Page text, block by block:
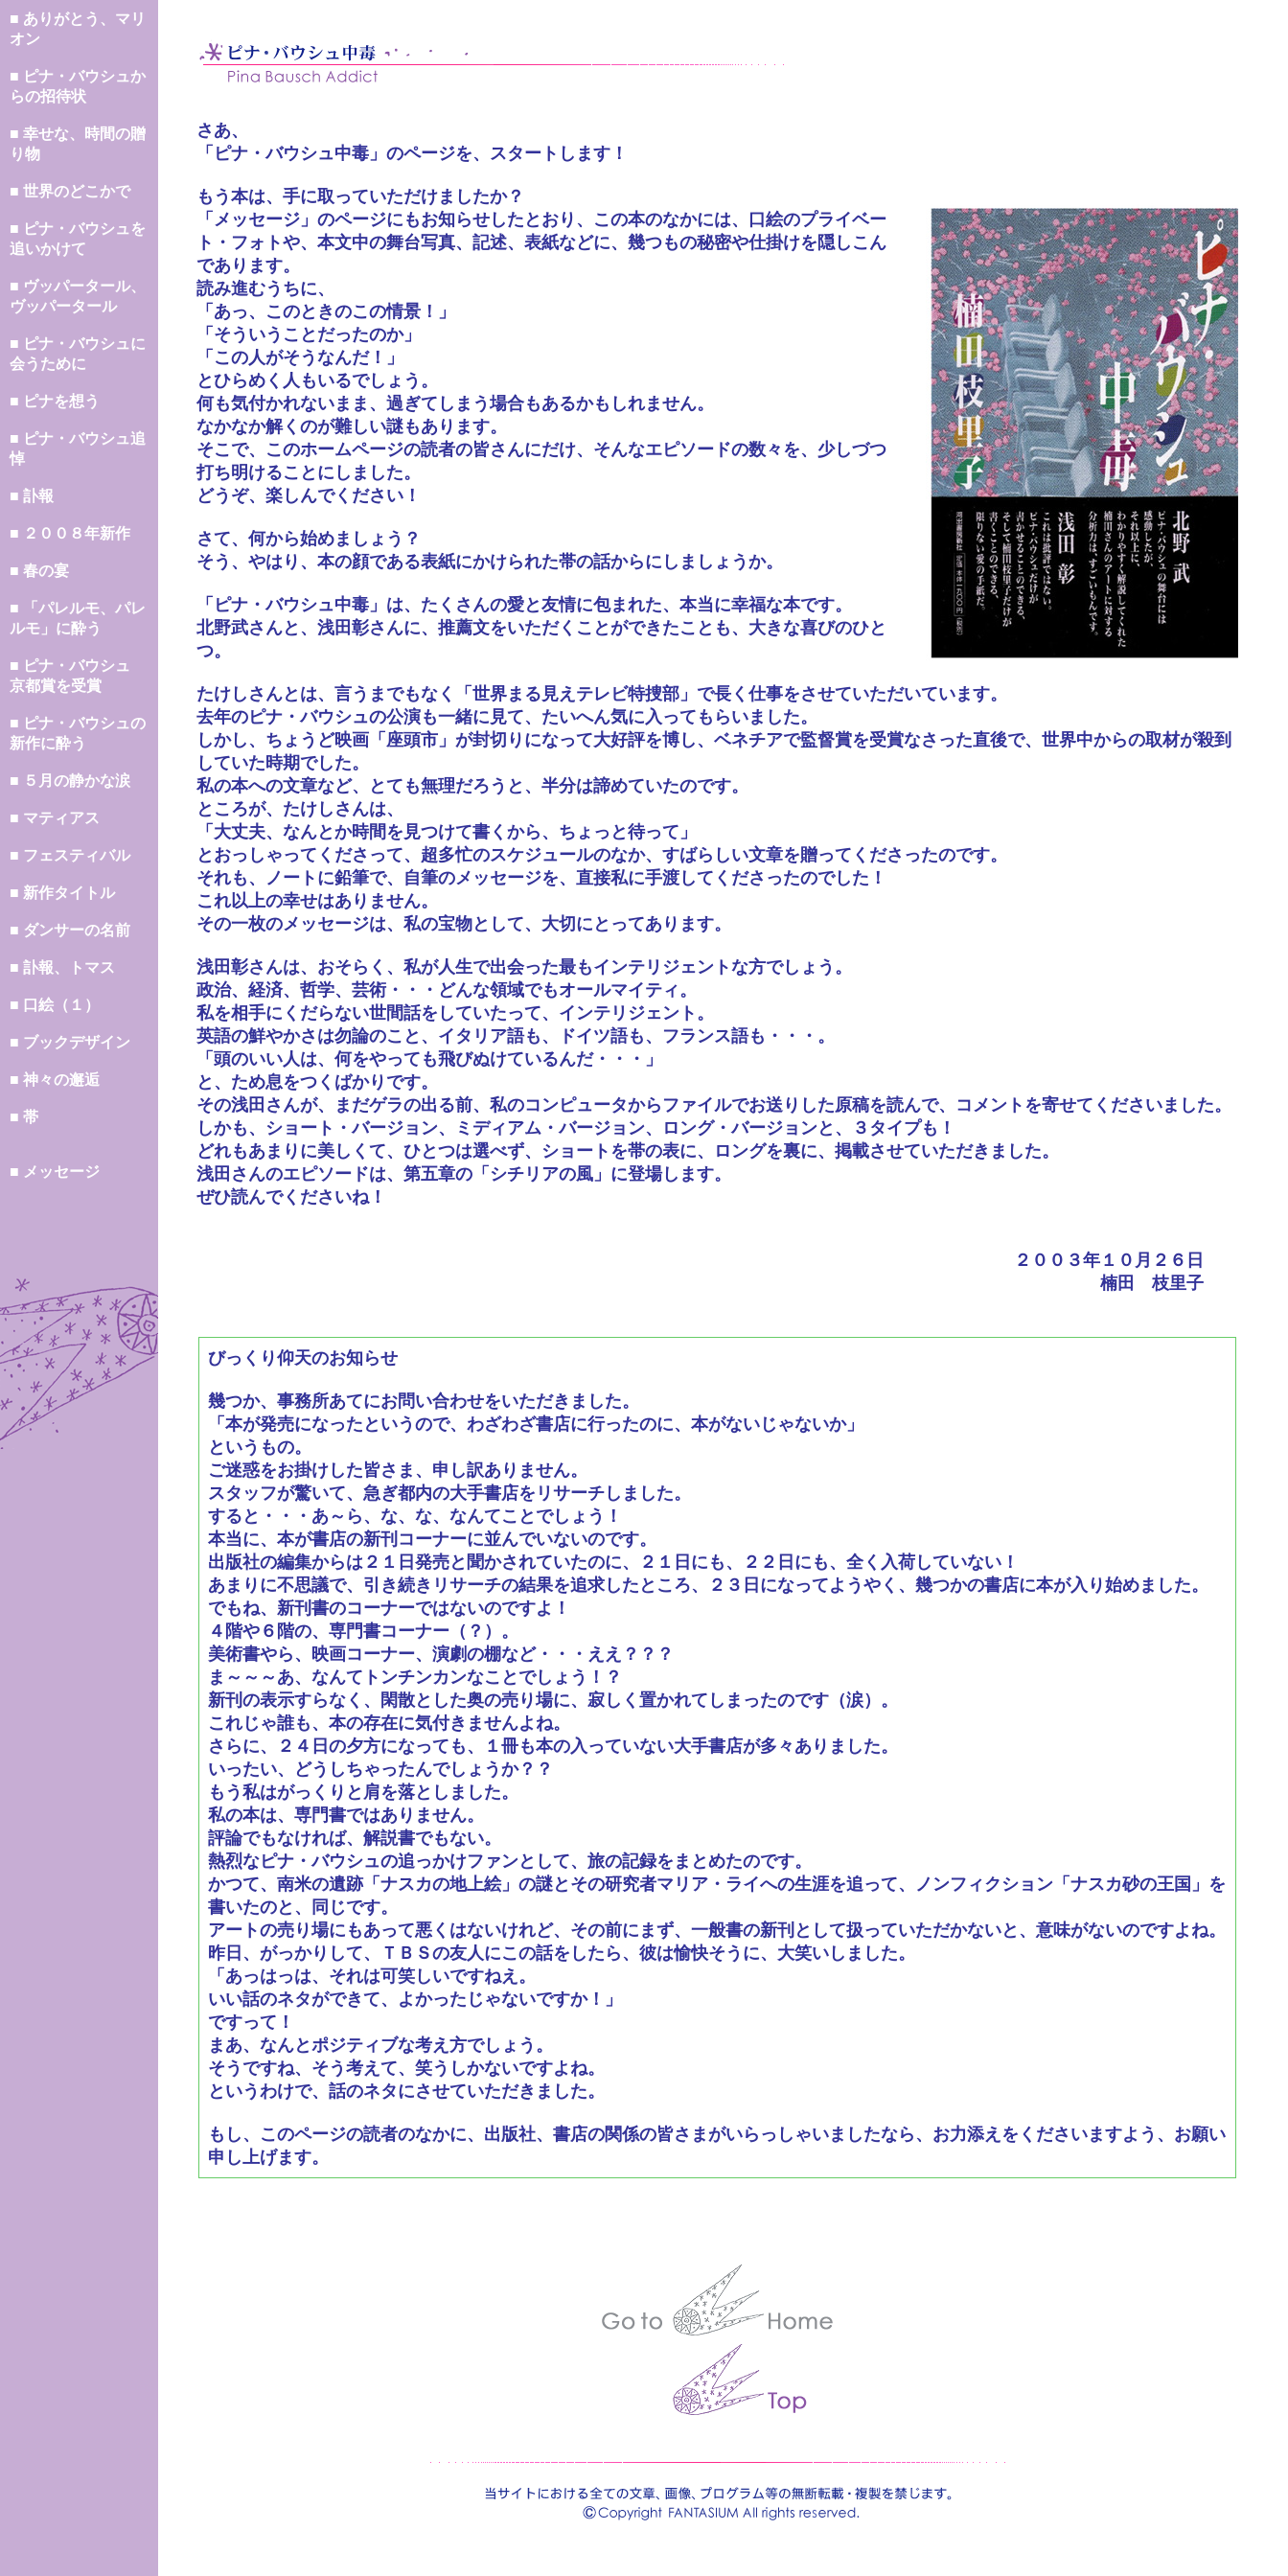
■ ありがとう、マリ
オン
■ ピナ・バウシュか
らの招待状
■ 幸せな、時間の贈
り物
■ 世界のどこかで
■ ピナ・バウシュを
追いかけて
■ ヴッパータール、
ヴッパータール
■ ピナ・バウシュに
会うために
■ ピナを想う
■ ピナ・バウシュ追
悼
■ 訃報
■ ２００８年新作
■ 春の宴
■ 「パレルモ、パレ
ルモ」に酔う
■ ピナ・バウシュ
京都賞を受賞
■ ピナ・バウシュの
新作に酔う
■ ５月の静かな涙
■ マティアス
■ フェスティバル
■ 新作タイトル
■ ダンサーの名前
■ 訃報、トマス
■ 口絵（１）
■ ブックデザイン
■ 神々の邂逅
■ 帯
■ メッセージ
さあ、
「ピナ・バウシュ中毒」のページを、スタートします！
もう本は、手に取っていただけましたか？
「メッセージ」のページにもお知らせしたとおり、この本のなかには、口絵のプライベー
ト・フォトや、本文中の舞台写真、記述、表紙などに、幾つもの秘密や仕掛けを隠しこん
であります。
読み進むうちに、
「あっ、このときのこの情景！」
「そういうことだったのか」
「この人がそうなんだ！」
とひらめく人もいるでしょう。
何も気付かれないまま、過ぎてしまう場合もあるかもしれません。
なかなか解くのが難しい謎もあります。
そこで、このホームページの読者の皆さんにだけ、そんなエピソードの数々を、少しづつ
打ち明けることにしました。
どうぞ、楽しんでください！
さて、何から始めましょう？
そう、やはり、本の顔である表紙にかけられた帯の話からにしましょうか。
「ピナ・バウシュ中毒」は、たくさんの愛と友情に包まれた、本当に幸福な本です。
北野武さんと、浅田彰さんに、推薦文をいただくことができたことも、大きな喜びのひと
つ。
たけしさんとは、言うまでもなく「世界まる見えテレビ特捜部」で長く仕事をさせていただいています。
去年のピナ・バウシュの公演も一緒に見て、たいへん気に入ってもらいました。
しかし、ちょうど映画「座頭市」が封切りになって大好評を博し、ベネチアで監督賞を受賞なさった直後で、世界中からの取材が殺到
していた時期でした。
私の本への文章など、とても無理だろうと、半分は諦めていたのです。
ところが、たけしさんは、
「大丈夫、なんとか時間を見つけて書くから、ちょっと待って」
とおっしゃってくださって、超多忙のスケジュールのなか、すばらしい文章を贈ってくださったのです。
それも、ノートに鉛筆で、自筆のメッセージを、直接私に手渡してくださったのでした！
これ以上の幸せはありません。
その一枚のメッセージは、私の宝物として、大切にとってあります。
浅田彰さんは、おそらく、私が人生で出会った最もインテリジェントな方でしょう。
政治、経済、哲学、芸術・・・どんな領域でもオールマイティ。
私を相手にくだらない世間話をしていたって、インテリジェント。
英語の鮮やかさは勿論のこと、イタリア語も、ドイツ語も、フランス語も・・・。
「頭のいい人は、何をやっても飛びぬけているんだ・・・」
と、ため息をつくばかりです。
その浅田さんが、まだゲラの出る前、私のコンピュータからファイルでお送りした原稿を読んで、コメントを寄せてくださいました。
しかも、ショート・バージョン、ミディアム・バージョン、ロング・バージョンと、３タイプも！
どれもあまりに美しくて、ひとつは選べず、ショートを帯の表に、ロングを裏に、掲載させていただきました。
浅田さんのエピソードは、第五章の「シチリアの風」に登場します。
ぜひ読んでくださいね！
２００３年１０月２６日
楠田 枝里子
びっくり仰天のお知らせ
幾つか、事務所あてにお問い合わせをいただきました。
「本が発売になったというので、わざわざ書店に行ったのに、本がないじゃないか」
というもの。
ご迷惑をお掛けした皆さま、申し訳ありません。
スタッフが驚いて、急ぎ都内の大手書店をリサーチしました。
すると・・・あ～ら、な、な、なんてことでしょう！
本当に、本が書店の新刊コーナーに並んでいないのです。
出版社の編集からは２１日発売と聞かされていたのに、２１日にも、２２日にも、全く入荷していない！
あまりに不思議で、引き続きリサーチの結果を追求したところ、２３日になってようやく、幾つかの書店に本が入り始めました。
でもね、新刊書のコーナーではないのですよ！
４階や６階の、専門書コーナー（？）。
美術書やら、映画コーナー、演劇の棚など・・・ええ？？？
ま～～～あ、なんてトンチンカンなことでしょう！？
新刊の表示すらなく、閑散とした奥の売り場に、寂しく置かれてしまったのです（涙）。
これじゃ誰も、本の存在に気付きませんよね。
さらに、２４日の夕方になっても、１冊も本の入っていない大手書店が多々ありました。
いったい、どうしちゃったんでしょうか？？
もう私はがっくりと肩を落としました。
私の本は、専門書ではありません。
評論でもなければ、解説書でもない。
熱烈なピナ・バウシュの追っかけファンとして、旅の記録をまとめたのです。
かつて、南米の遺跡「ナスカの地上絵」の謎とその研究者マリア・ライへの生涯を追って、ノンフィクション「ナスカ砂の王国」を
書いたのと、同じです。
アートの売り場にもあって悪くはないけれど、その前にまず、一般書の新刊として扱っていただかないと、意味がないのですよね。
昨日、がっかりして、ＴＢＳの友人にこの話をしたら、彼は愉快そうに、大笑いしました。
「あっはっは、それは可笑しいですねえ。
いい話のネタができて、よかったじゃないですか！」
ですって！
まあ、なんとポジティブな考え方でしょう。
そうですね、そう考えて、笑うしかないですよね。
というわけで、話のネタにさせていただきました。
もし、このページの読者のなかに、出版社、書店の関係の皆さまがいらっしゃいましたなら、お力添えをくださいますよう、お願い
申し上げます。